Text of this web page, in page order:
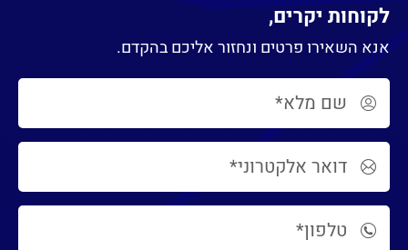
לקוחות יקרים,
אנא השאירו פרטים ונחזור אליכם בהקדם.